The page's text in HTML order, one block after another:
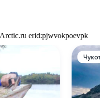
erid:pjwvokpoevpk